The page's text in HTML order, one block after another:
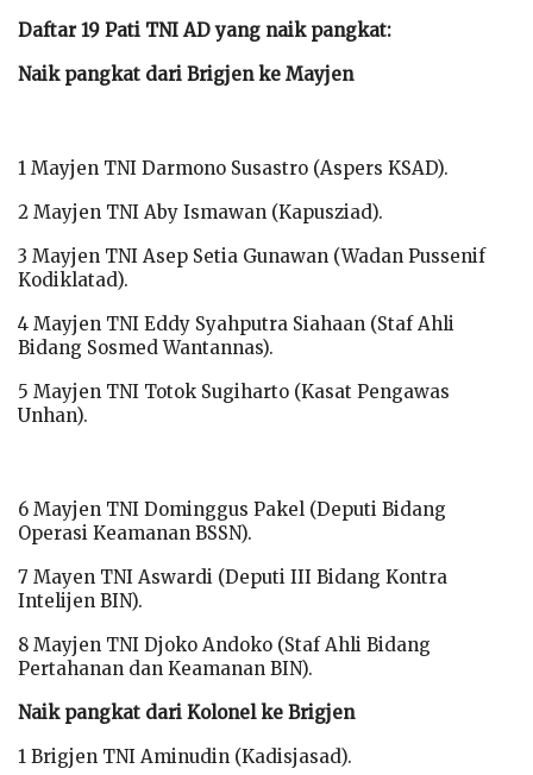
Daftar 19 Pati TNI AD yang naik pangkat:
Naik pangkat dari Brigjen ke Mayjen
1 Mayjen TNI Darmono Susastro (Aspers KSAD).
2 Mayjen TNI Aby Ismawan (Kapusziad).
3 Mayjen TNI Asep Setia Gunawan (Wadan Pussenif
Kodiklatad).
4 Mayjen TNI Eddy Syahputra Siahaan (Staf Ahli
Bidang Sosmed Wantannas).
5 Mayjen TNI Totok Sugiharto (Kasat Pengawas
Unhan).
6 Mayjen TNI Dominggus Pakel (Deputi Bidang
Operasi Keamanan BSSN).
7 Mayen TNI Aswardi (Deputi III Bidang Kontra
Intelijen BIN).
8 Mayjen TNI Djoko Andoko (Staf Ahli Bidang
Pertahanan dan Keamanan BIN).
Naik pangkat dari Kolonel ke Brigjen
1 Brigjen TNI Aminudin (Kadisjasad).